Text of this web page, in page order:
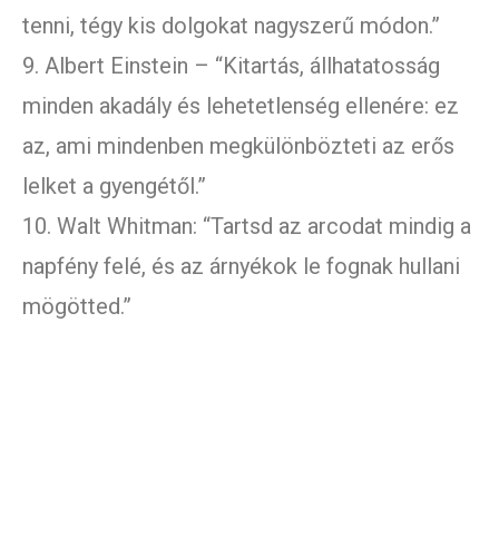
tenni, tégy kis dolgokat nagyszerű módon.”
9. Albert Einstein – “Kitartás, állhatatosság
minden akadály és lehetetlenség ellenére: ez
az, ami mindenben megkülönbözteti az erős
lelket a gyengétől.”
10. Walt Whitman: “Tartsd az arcodat mindig a
napfény felé, és az árnyékok le fognak hullani
mögötted.”